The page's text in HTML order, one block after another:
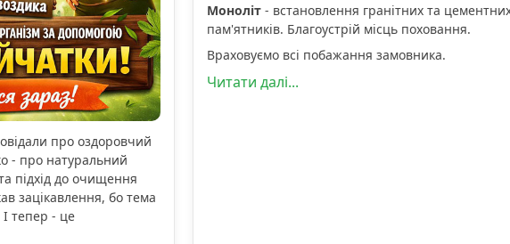
про оздоровчий
- про натуральний
підхід до очищення
зацікавлення, бо тема
І тепер - це
Моноліт- встановлення гранітних та
пам'ятників. Благоустрій місць поховання.
Враховуємо всі побажання замовника.
Читати далі...